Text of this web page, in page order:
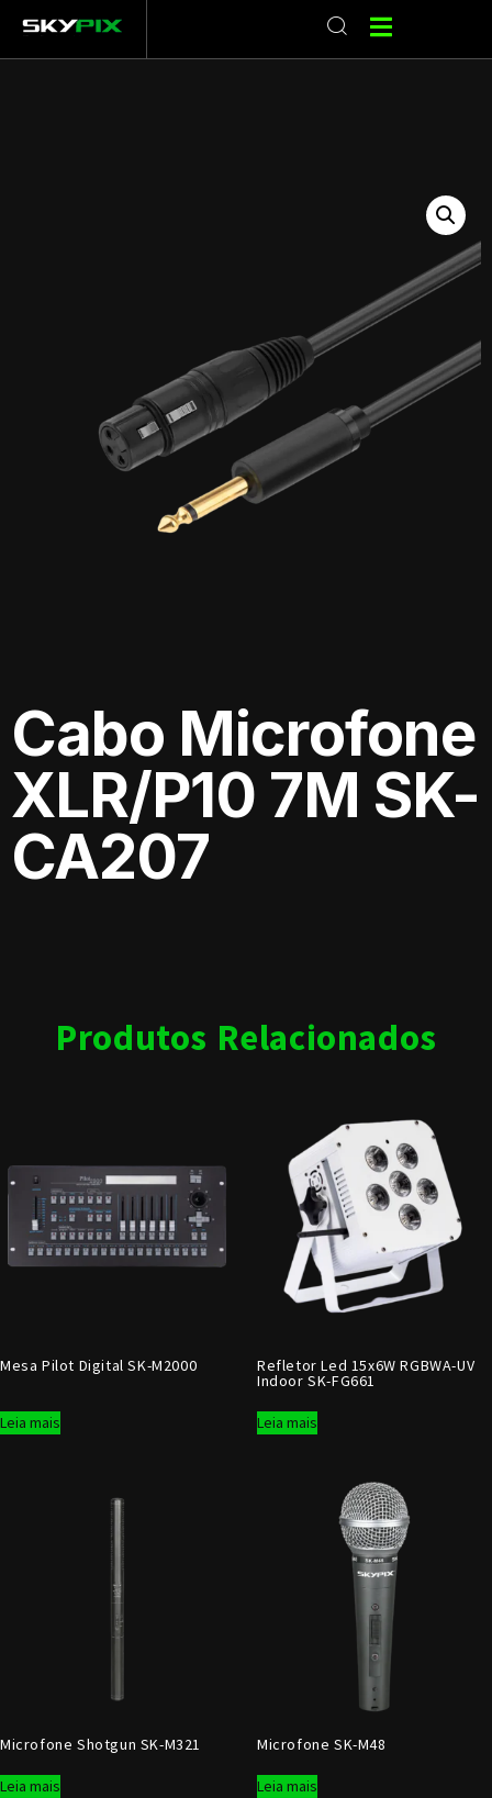
Cabo Microfone
XLR/P10 7M SK-
CA207
Produtos Relacionados
Mesa Pilot Digital SK-M2000
Leia mais
Refletor Led 15x6W RGBWA-UV
Indoor SK-FG661
Leia mais
Microfone Shotgun SK-M321
Leia mais
Microfone SK-M48
Leia mais